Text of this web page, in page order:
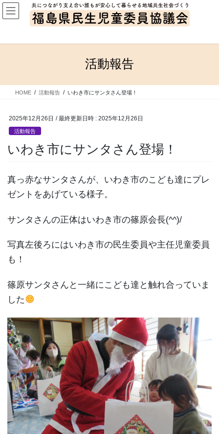
コ
ン
ツ
ッ
ナ
ビ
シ
移
活動報告
HOME 活動報告 いわき市にサンタさん登場！
2025年12月26日 / 最終更新日時 : 2025年12月26日
活動報告
いわき市にサンタさん登場！
真っ赤なサンタさんが、いわき市のこども達にプレ
ゼントをあげている様子。
サンタさんの正体はいわき市の篠原会長(^^)/
写真左後ろにはいわき市の民生委員や主任児童委員
も！
篠原サンタさんと一緒にこども達と触れ合っていま
した